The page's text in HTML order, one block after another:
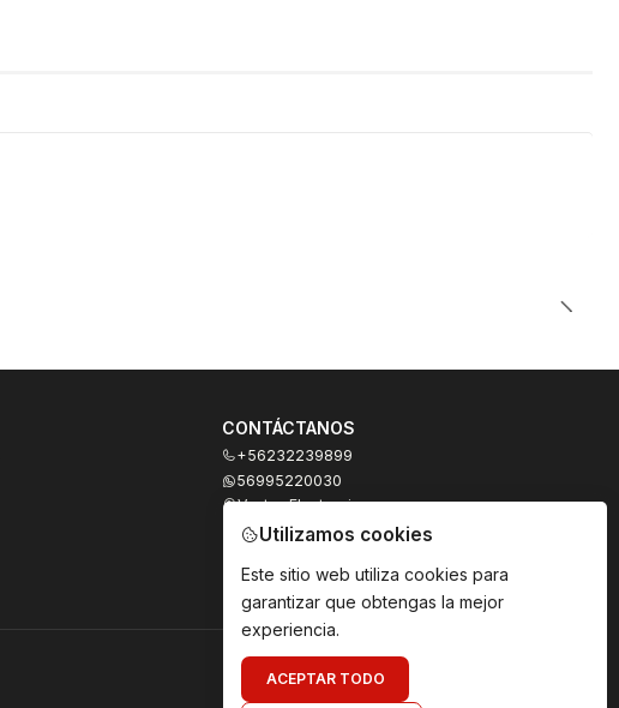
CONTÁCTANOS
+56232239899
56995220030
Ventas Electronicas
Moneda 973, local 327
Santiago - Santiago Centro
Utilizamos cookies
Este sitio web utiliza cookies para
garantizar que obtengas la mejor
experiencia.
ACEPTAR TODO